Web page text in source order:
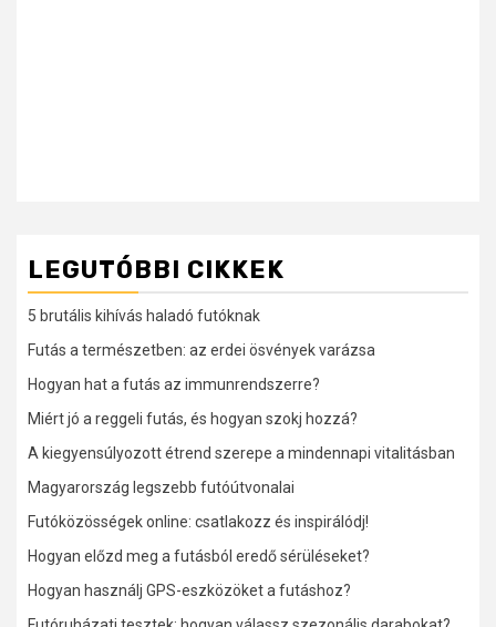
LEGUTÓBBI CIKKEK
5 brutális kihívás haladó futóknak
Futás a természetben: az erdei ösvények varázsa
Hogyan hat a futás az immunrendszerre?
Miért jó a reggeli futás, és hogyan szokj hozzá?
A kiegyensúlyozott étrend szerepe a mindennapi vitalitásban
Magyarország legszebb futóútvonalai
Futóközösségek online: csatlakozz és inspirálódj!
Hogyan előzd meg a futásból eredő sérüléseket?
Hogyan használj GPS-eszközöket a futáshoz?